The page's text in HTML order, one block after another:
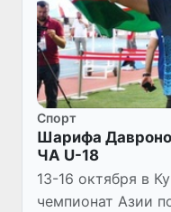
Спорт
Шарифа
ЧА U-18
13-16 октября в
чемпионат Азии